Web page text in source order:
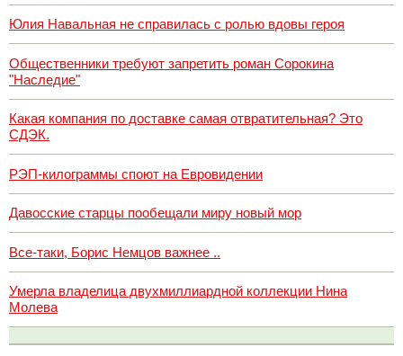
Юлия Навальная не справилась с ролью вдовы героя
Общественники требуют запретить роман Сорокина
"Наследие"
Какая компания по доставке самая отвратительная? Это
СДЭК.
РЭП-килограммы споют на Евровидении
Давосские старцы пообещали миру новый мор
Все-таки, Борис Немцов важнее ..
Умерла владелица двухмиллиардной коллекции Нина
Молева